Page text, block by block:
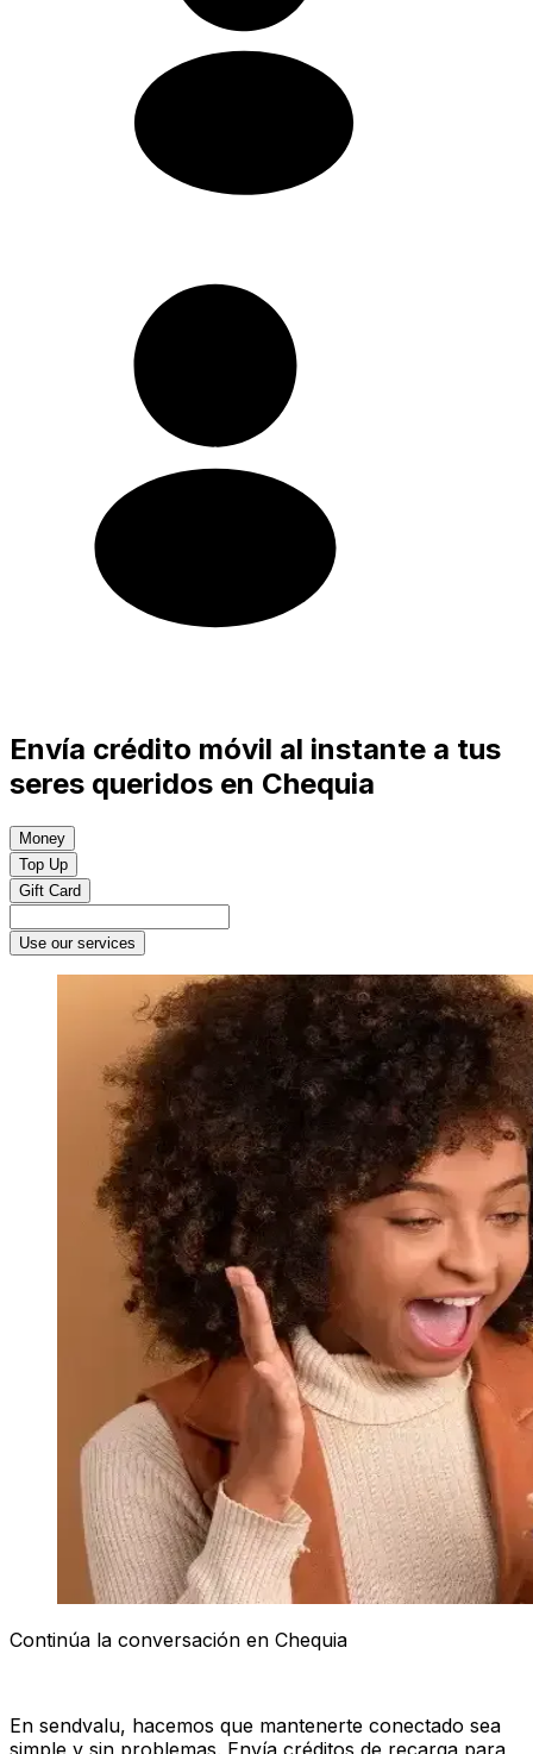
Envía crédito móvil al instante a tus
seres queridos en Chequia
Money
Top Up
Gift Card
Use our services
Continúa la conversación en Chequia
En sendvalu, hacemos que mantenerte conectado sea